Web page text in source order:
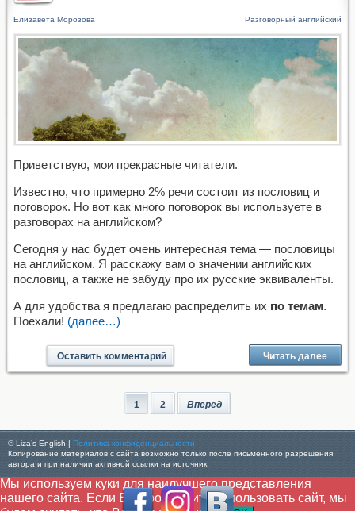
Елизавета Морозова Разговорный английский
Приветствую, мои прекрасные читатели.
Известно, что примерно 2% речи состоит из пословиц и
поговорок. Но вот как много поговорок вы используете в
разговорах на английском?
Сегодня у нас будет очень интересная тема — пословицы
на английском. Я расскажу вам о значении английских
пословиц, а также не забуду про их русские эквиваленты.
А для удобства я предлагаю распределить их по темам.
Поехали! (далее…)
Оставить комментарий Читать далее
1 2 Вперед
© Liza’s English | Политика конфиденциальности
Копирование материалов с сайта возможно только после письменного разрешения
автора и при наличии активной ссылки на источник
Мы используем куки для наилучшего представления
нашего сайта. Если Вы продолжите использовать сайт, мы